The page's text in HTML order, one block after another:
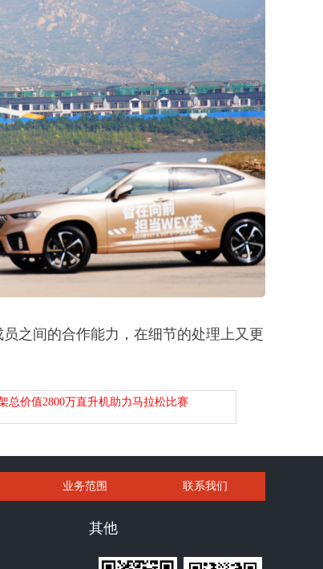
之间的合作能力，在细节的处理上又更
总价值2800万直升机助力马拉松比赛
业务范围 联系我们
其他